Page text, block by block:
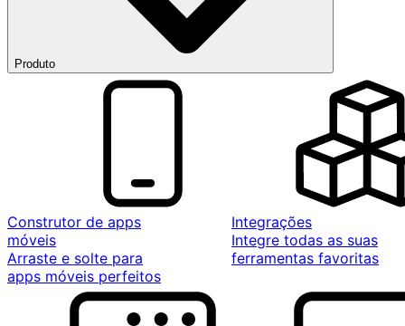
Produto
Construtor de apps
móveis
Arraste e solte para
apps móveis perfeitos
Integrações
Integre todas as suas
ferramentas favoritas